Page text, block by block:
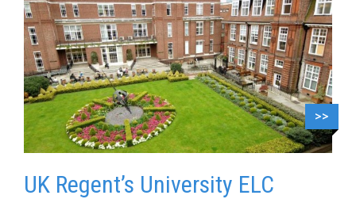
>>
UK Regent’s University ELC